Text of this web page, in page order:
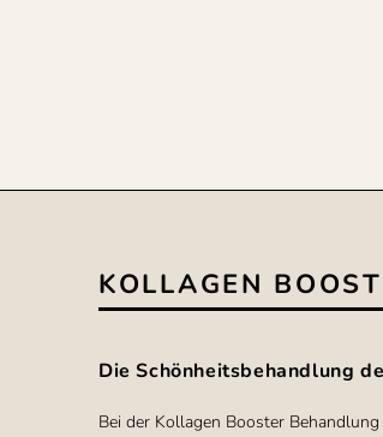
KOLLAGEN
Die Schönheitsbehandlung
Bei der Kollagen Booster